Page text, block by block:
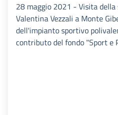
28 maggio 2021 - Visita
Valentina Vezzali a Monte
dell'impianto sportivo
contributo del fondo "Sport e